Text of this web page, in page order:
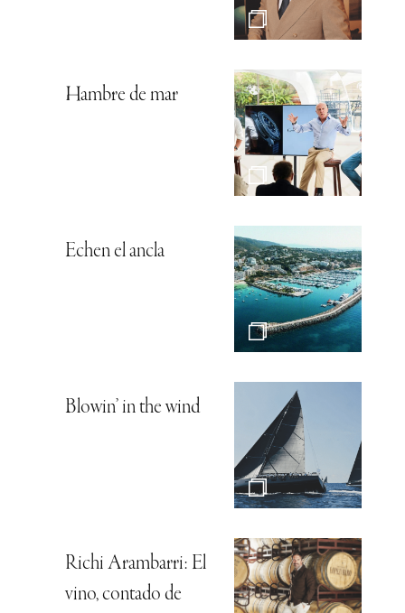
Hambre de mar
Echen el ancla
Blowin’ in the wind
Richi Arambarri: El
vino, contado de